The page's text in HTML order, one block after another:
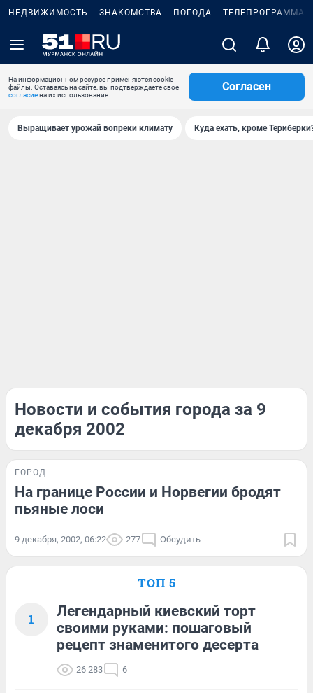
НЕДВИЖИМОСТЬ ЗНАКОМСТВА ПОГОДА ТЕЛЕПРОГРАММА
На информационном ресурсе применяются cookie-
файлы. Оставаясь на сайте, вы подтверждаете свое
согласиена их использование.
Согласен
Выращивает урожай вопреки климату Куда ехать, кроме
Новости и события города за 9
декабря 2002
ГОРОД
На границе России и Норвегии бродят
пьяные лоси
9 декабря, 2002, 06:22 277 Обсудить
ТОП 5
1
Легендарный киевский торт
своими руками: пошаговый
рецепт знаменитого десерта
26 283 6